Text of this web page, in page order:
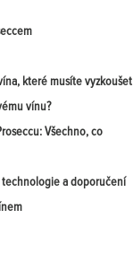
které musíte vyzkoušet
vínu?
Všechno, co
technologie a doporučení